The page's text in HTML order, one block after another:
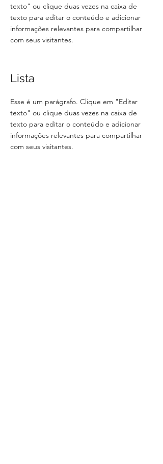
texto" ou clique duas vezes na caixa de
texto para editar o conteúdo e adicionar
informações relevantes para compartilhar
com seus visitantes.
Lista
Esse é um parágrafo. Clique em "Editar
texto" ou clique duas vezes na caixa de
texto para editar o conteúdo e adicionar
informações relevantes para compartilhar
com seus visitantes.